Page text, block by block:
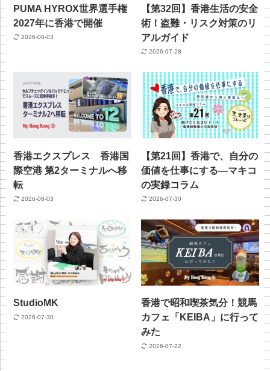
PUMA HYROX世界選手権
2027年に香港で開催
2026-08-03
【第32回】香港生活の安全
術！盗難・リスク対策のリ
アルガイド
2026-07-28
香港エクスプレス 香港国
際空港 第2ターミナルへ移
転
2026-08-03
【第21回】香港で、自分の
価値を仕事にする—マキコ
の実録コラム
2026-07-30
StudioMK
2026-07-30
香港で昭和喫茶気分！競馬
カフェ「KEIBA」に行って
みた
2026-07-22